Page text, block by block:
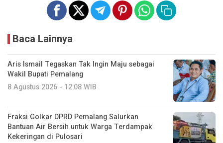
Baca Lainnya
Aris Ismail Tegaskan Tak Ingin Maju sebagai
Wakil Bupati Pemalang
8 Agustus 2026 - 12:08 WIB
Fraksi Golkar DPRD Pemalang Salurkan
Bantuan Air Bersih untuk Warga Terdampak
Kekeringan di Pulosari